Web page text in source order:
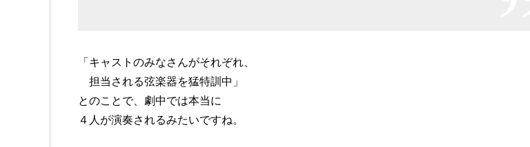
「キャストのみなさんがそれぞれ、
担当される弦楽器を猛特訓中」
とのことで、劇中では本当に
４人が演奏されるみたいですね。